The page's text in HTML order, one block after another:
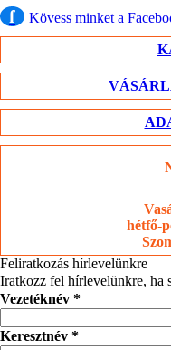
f Kövess minket a
hétfő-
Feliratkozás hírlevelünkre
Iratkozz fel hírlevelünkre, ha
Vezetéknév *
Keresztnév *